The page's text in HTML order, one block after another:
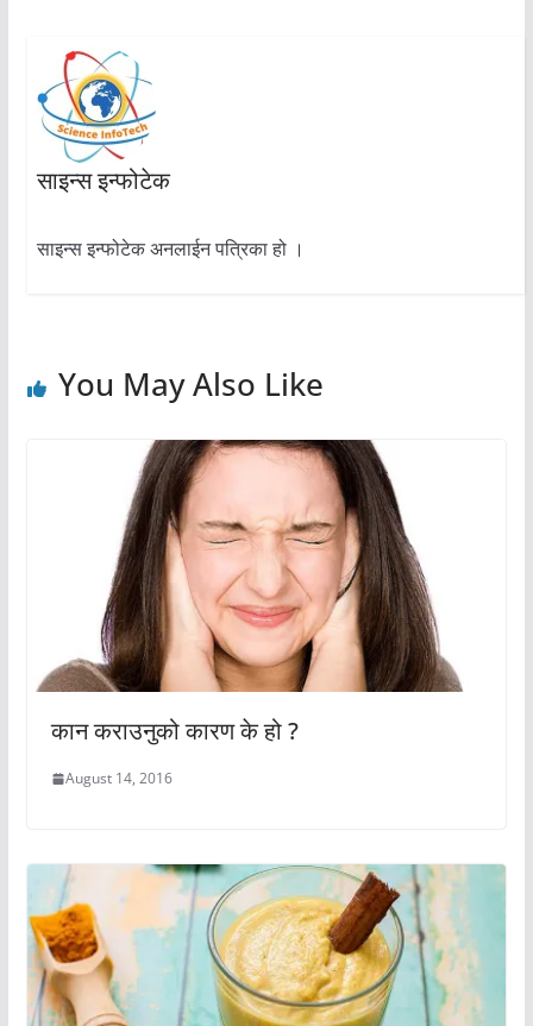
साइन्स इन्फोटेक
साइन्स इन्फोटेक अनलाईन पत्रिका हो ।
You May Also Like
कान कराउनुको कारण के हो ?
August 14, 2016